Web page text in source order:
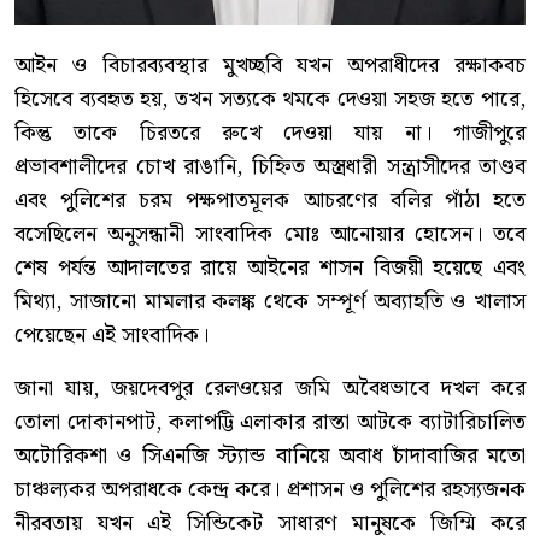
আইন ও বিচারব্যবস্থার মুখচ্ছবি যখন অপরাধীদের রক্ষাকবচ
হিসেবে ব্যবহৃত হয়, তখন সত্যকে থমকে দেওয়া সহজ হতে পারে,
কিন্তু তাকে চিরতরে রুখে দেওয়া যায় না। গাজীপুরে
প্রভাবশালীদের চোখ রাঙানি, চিহ্নিত অস্ত্রধারী সন্ত্রাসীদের তাণ্ডব
এবং পুলিশের চরম পক্ষপাতমূলক আচরণের বলির পাঁঠা হতে
বসেছিলেন অনুসন্ধানী সাংবাদিক মোঃ আনোয়ার হোসেন। তবে
শেষ পর্যন্ত আদালতের রায়ে আইনের শাসন বিজয়ী হয়েছে এবং
মিথ্যা, সাজানো মামলার কলঙ্ক থেকে সম্পূর্ণ অব্যাহতি ও খালাস
পেয়েছেন এই সাংবাদিক।
জানা যায়, জয়দেবপুর রেলওয়ের জমি অবৈধভাবে দখল করে
তোলা দোকানপাট, কলাপট্টি এলাকার রাস্তা আটকে ব্যাটারিচালিত
অটোরিকশা ও সিএনজি স্ট্যান্ড বানিয়ে অবাধ চাঁদাবাজির মতো
চাঞ্চল্যকর অপরাধকে কেন্দ্র করে। প্রশাসন ও পুলিশের রহস্যজনক
নীরবতায় যখন এই সিন্ডিকেট সাধারণ মানুষকে জিম্মি করে